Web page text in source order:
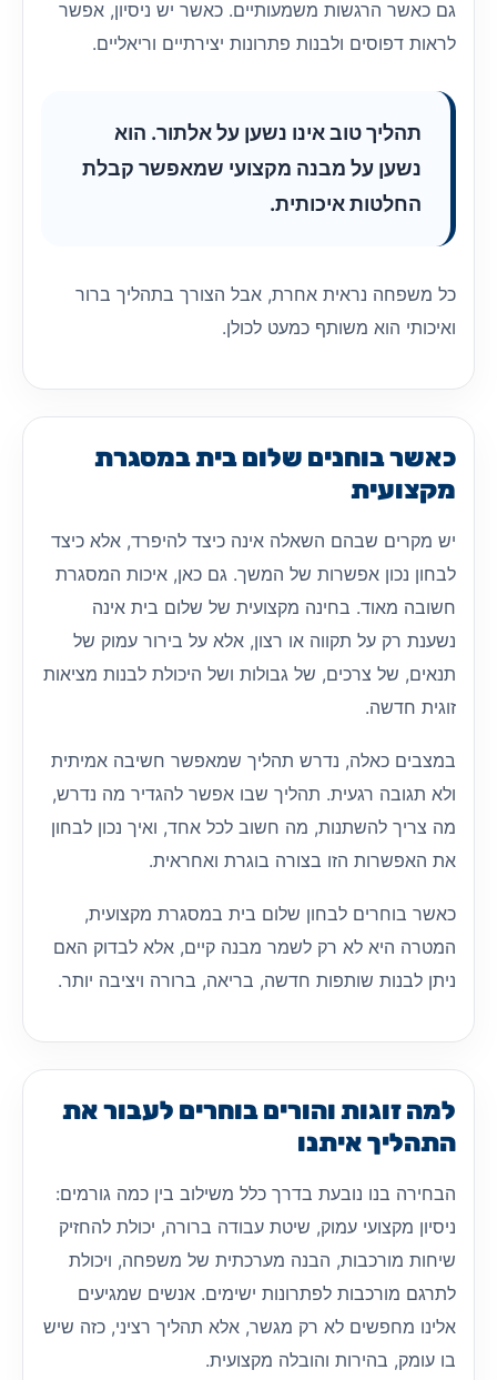
גם כאשר הרגשות משמעותיים. כאשר יש ניסיון, אפשר
לראות דפוסים ולבנות פתרונות יצירתיים וריאליים.
תהליך טוב אינו נשען על אלתור. הוא
נשען על מבנה מקצועי שמאפשר קבלת
החלטות איכותית.
כל משפחה נראית אחרת, אבל הצורך בתהליך ברור
ואיכותי הוא משותף כמעט לכולן.
כאשר בוחנים שלום בית במסגרת
מקצועית
יש מקרים שבהם השאלה אינה כיצד להיפרד, אלא כיצד
לבחון נכון אפשרות של המשך. גם כאן, איכות המסגרת
חשובה מאוד. בחינה מקצועית של שלום בית אינה
נשענת רק על תקווה או רצון, אלא על בירור עמוק של
תנאים, של צרכים, של גבולות ושל היכולת לבנות מציאות
זוגית חדשה.
במצבים כאלה, נדרש תהליך שמאפשר חשיבה אמיתית
ולא תגובה רגעית. תהליך שבו אפשר להגדיר מה נדרש,
מה צריך להשתנות, מה חשוב לכל אחד, ואיך נכון לבחון
את האפשרות הזו בצורה בוגרת ואחראית.
כאשר בוחרים לבחון שלום בית במסגרת מקצועית,
המטרה היא לא רק לשמר מבנה קיים, אלא לבדוק האם
ניתן לבנות שותפות חדשה, בריאה, ברורה ויציבה יותר.
למה זוגות והורים בוחרים לעבור את
התהליך איתנו
הבחירה בנו נובעת בדרך כלל משילוב בין כמה גורמים:
ניסיון מקצועי עמוק, שיטת עבודה ברורה, יכולת להחזיק
שיחות מורכבות, הבנה מערכתית של משפחה, ויכולת
לתרגם מורכבות לפתרונות ישימים. אנשים שמגיעים
אלינו מחפשים לא רק מגשר, אלא תהליך רציני, כזה שיש
בו עומק, בהירות והובלה מקצועית.